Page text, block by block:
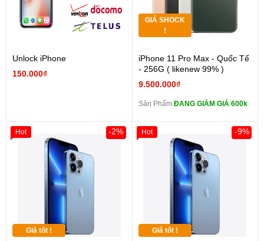
Unlock iPhone
150.000₫
GIÁ SHOCK
!
iPhone 11 Pro Max - Quốc Tế
- 256G ( likenew 99% )
9.500.000₫
Sản Phẩm ĐANG GIẢM GIÁ 600k
Giá tốt !
-2%
Hot
Giá tốt !
-9%
Hot